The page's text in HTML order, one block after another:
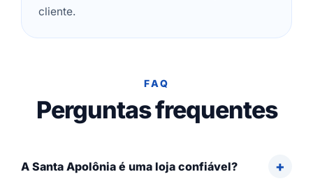
cliente.
FAQ
Perguntas frequentes
A Santa Apolônia é uma loja confiável?